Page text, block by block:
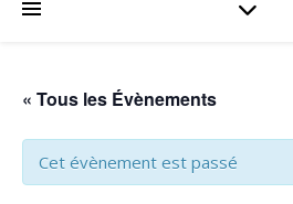
« Tous les Évènements
Cet évènement est passé